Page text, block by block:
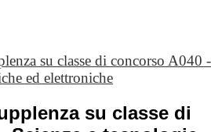
su classe di concorso A040
ed elettroniche
su classe di